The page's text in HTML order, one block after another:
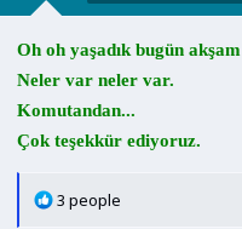
Oh oh yaşadık bugün akşam
Neler var neler var.
Komutandan...
Çok teşekkür ediyoruz.
T
3 people